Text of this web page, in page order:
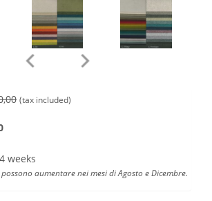
(tax included)
weeks
aumentare nei mesi di Agosto e Dicembre.